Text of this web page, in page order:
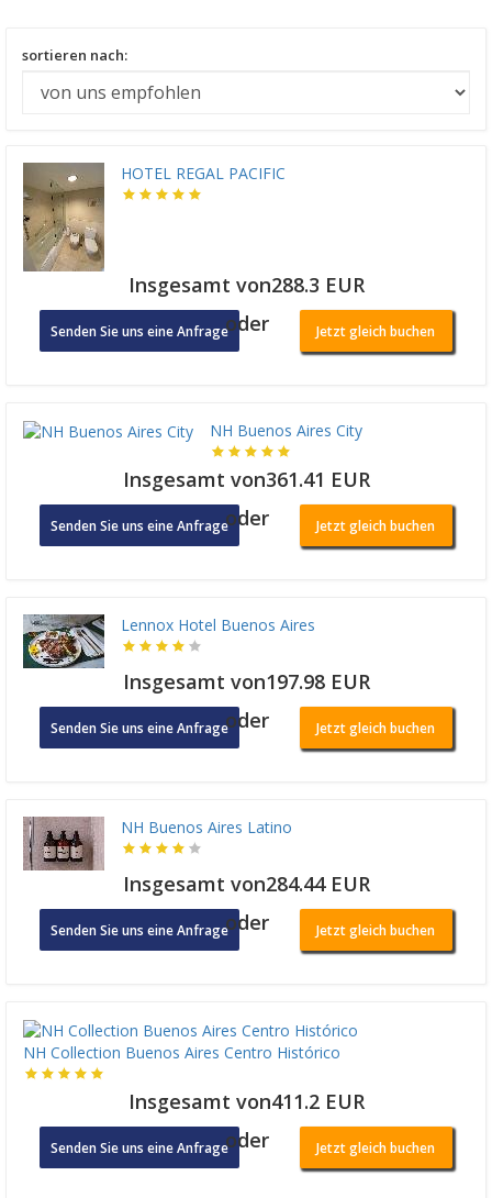
sortieren nach:
HOTEL REGAL PACIFIC
Insgesamt von288.3 EUR
Senden Sie uns eine Anfrageoder Jetzt gleich buchen
NH Buenos Aires City
Insgesamt von361.41 EUR
Senden Sie uns eine Anfrageoder Jetzt gleich buchen
Lennox Hotel Buenos Aires
Insgesamt von197.98 EUR
Senden Sie uns eine Anfrageoder Jetzt gleich buchen
NH Buenos Aires Latino
Insgesamt von284.44 EUR
Senden Sie uns eine Anfrageoder Jetzt gleich buchen
NH Collection Buenos Aires Centro Histórico
Insgesamt von411.2 EUR
Senden Sie uns eine Anfrageoder Jetzt gleich buchen